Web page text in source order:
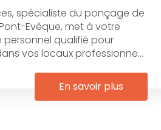
spécialiste du ponçage de
Evêque, met à votre
personnel qualifié pour
vos locaux professionne...
En savoir plus